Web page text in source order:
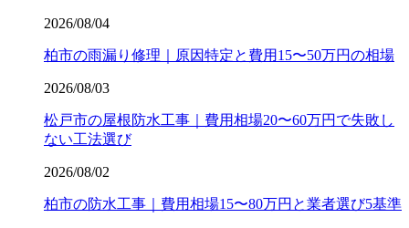
2026/08/04
柏市の雨漏り修理｜原因特定と費用15〜50万円の相場
2026/08/03
松戸市の屋根防水工事｜費用相場20〜60万円で失敗し
ない工法選び
2026/08/02
柏市の防水工事｜費用相場15〜80万円と業者選び5基準